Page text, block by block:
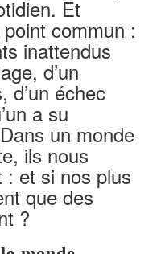
Et
commun :
inattendus
d’un
d’un échec
a su
un monde
ils nous
: et si nos plus
que des
?